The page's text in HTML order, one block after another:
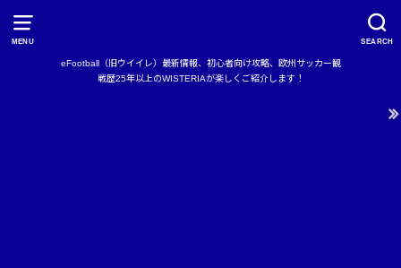
MENU SEARCH
eFootball（旧ウイイレ）最新情報、初心者向け攻略、欧州サッカー観
戦歴25年以上のWISTERIAが楽しくご紹介します！